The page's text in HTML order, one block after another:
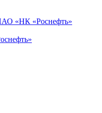
«НК «Роснефть»